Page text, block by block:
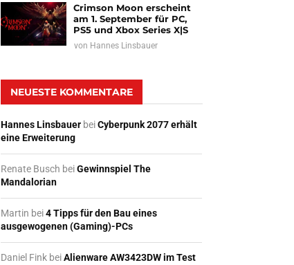
Crimson Moon erscheint
am 1. September für PC,
PS5 und Xbox Series X|S
von Hannes Linsbauer
NEUESTE KOMMENTARE
Hannes Linsbauer beiCyberpunk 2077 erhält
eine Erweiterung
Renate Busch beiGewinnspiel The
Mandalorian
Martin bei4 Tipps für den Bau eines
ausgewogenen (Gaming)-PCs
Daniel Fink beiAlienware AW3423DW im Test